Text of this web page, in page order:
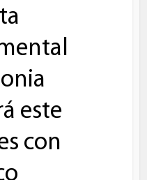
este
con